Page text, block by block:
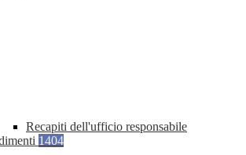
Recapiti dell'ufficio responsabile
1404